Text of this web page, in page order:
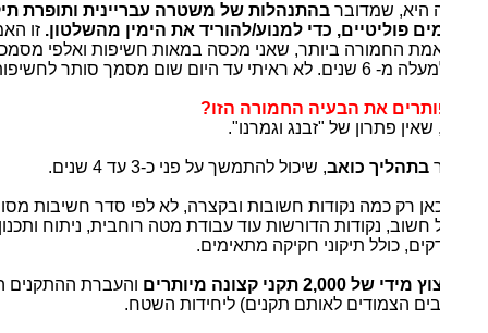
היא, שמדוברבהתנהלות של משטרה עבריינית ותופרת תיקים
פוליטיים, כדי למנוע/להוריד את הימין מהשלטון.זו האמת
החמורה ביותר, שאני מכסה במאות חשיפות ואלפי מסמכים,
עד היום שום מסמך סותר לחשיפותיי.
את הבעיה החמורה הזו?
שאין פתרון של "זבנג וגמרנו".
בתהליך כואב, שיכול להתמשך על פני כ-3 עד 4 שנים.
רק כמה נקודות חשובות ובקצרה, לא לפי סדר חשיבות מסוים,
חשוב, נקודות הדורשות עוד עבודת מטה רוחבית, ניתוח ותכנון
כולל תיקוני חקיקה מתאימים.
2,000 תקני קצונה מיותרים
והעברת ההתקנים הללו
הצמודים לאותם תקנים) ליחידות השטח.